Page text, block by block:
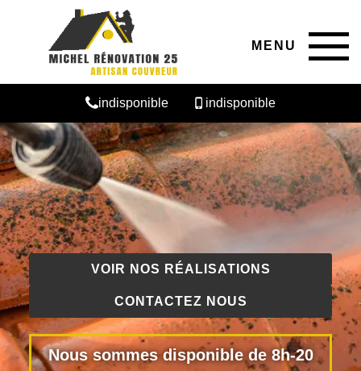
MENU
indisponible indisponible
VOIR NOS RÉALISATIONS
CONTACTEZ NOUS
Nous sommes disponible de 8h-20